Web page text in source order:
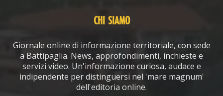
CHI SIAMO
Giornale online di informazione territoriale, con sede
a Battipaglia. News, approfondimenti, inchieste e
servizi video. Un'informazione curiosa, audace e
indipendente per distinguersi nel 'mare magnum'
dell'editoria online.